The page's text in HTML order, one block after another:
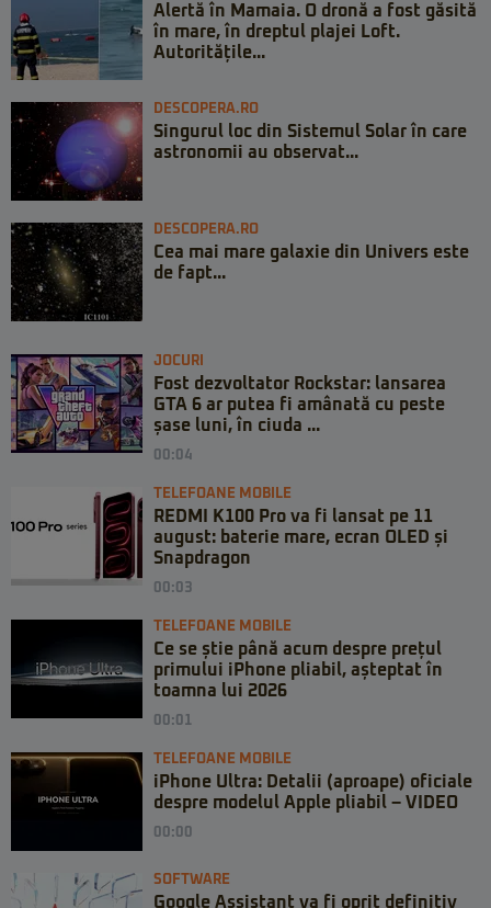
Alertă în Mamaia. O dronă a fost găsită
în mare, în dreptul plajei Loft.
Autoritățile...
DESCOPERA.RO
Singurul loc din Sistemul Solar în care
astronomii au observat...
DESCOPERA.RO
Cea mai mare galaxie din Univers este
de fapt...
JOCURI
Fost dezvoltator Rockstar: lansarea
GTA 6 ar putea fi amânată cu peste
șase luni, în ciuda ...
00:04
TELEFOANE MOBILE
REDMI K100 Pro va fi lansat pe 11
august: baterie mare, ecran OLED și
Snapdragon
00:03
TELEFOANE MOBILE
Ce se știe până acum despre prețul
primului iPhone pliabil, așteptat în
toamna lui 2026
00:01
TELEFOANE MOBILE
iPhone Ultra: Detalii (aproape) oficiale
despre modelul Apple pliabil – VIDEO
00:00
SOFTWARE
Google Assistant va fi oprit definitiv